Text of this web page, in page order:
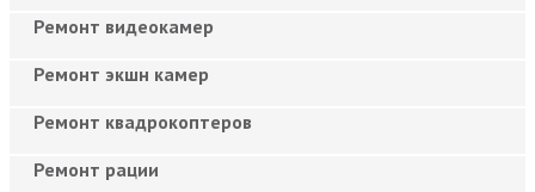
Ремонт видеокамер
Ремонт экшн камер
Ремонт квадрокоптеров
Ремонт рации